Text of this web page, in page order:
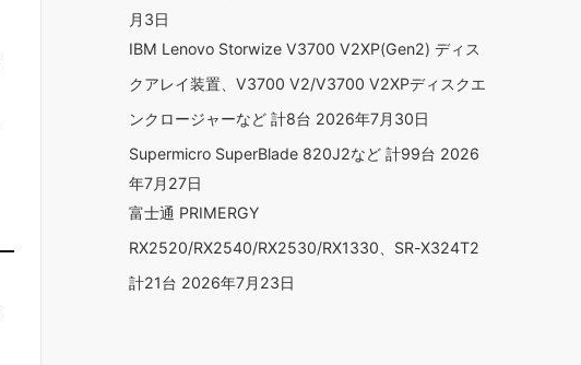
月3日
IBM Lenovo Storwize V3700 V2XP(Gen2) ディス
クアレイ装置、V3700 V2/V3700 V2XPディスクエ
ンクロージャーなど 計8台 2026年7月30日
Supermicro SuperBlade 820J2など 計99台 2026
年7月27日
富士通 PRIMERGY
RX2520/RX2540/RX2530/RX1330、SR-X324T2
計21台 2026年7月23日